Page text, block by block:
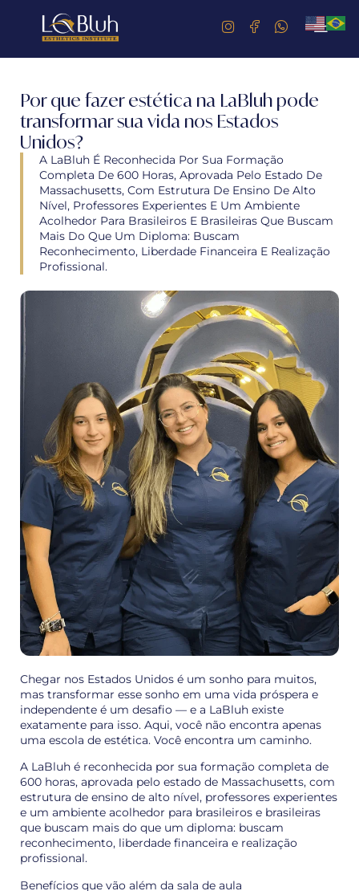
Por que fazer estética na LaBluh pode
transformar sua vida nos Estados
Unidos?
A LaBluh É Reconhecida Por Sua Formação
Completa De 600 Horas, Aprovada Pelo Estado De
Massachusetts, Com Estrutura De Ensino De Alto
Nível, Professores Experientes E Um Ambiente
Acolhedor Para Brasileiros E Brasileiras Que Buscam
Mais Do Que Um Diploma: Buscam
Reconhecimento, Liberdade Financeira E Realização
Profissional.
Chegar nos Estados Unidos é um sonho para muitos,
mas transformar esse sonho em uma vida próspera e
independente é um desafio — e a LaBluh existe
exatamente para isso. Aqui, você não encontra apenas
uma escola de estética. Você encontra um caminho.
A LaBluh é reconhecida por sua formação completa de
600 horas, aprovada pelo estado de Massachusetts, com
estrutura de ensino de alto nível, professores experientes
e um ambiente acolhedor para brasileiros e brasileiras
que buscam mais do que um diploma: buscam
reconhecimento, liberdade financeira e realização
profissional.
Benefícios que vão além da sala de aula